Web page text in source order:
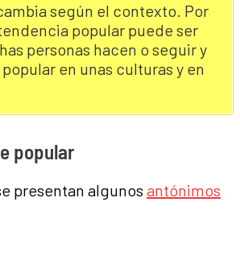
según el contexto. Por
popular puede ser
personas hacen o seguir y
en unas culturas y en
popular
presentan algunos antónimos